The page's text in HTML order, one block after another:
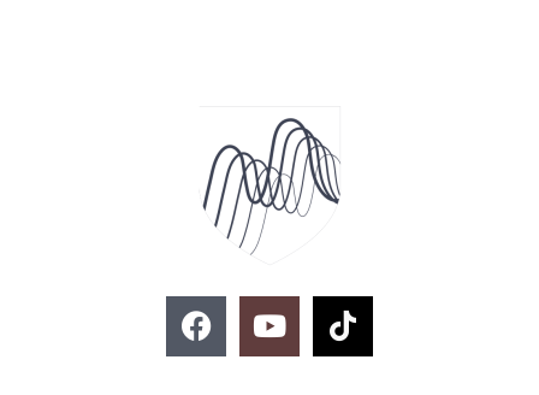
F
a
c
Y
o
u
T
i
k